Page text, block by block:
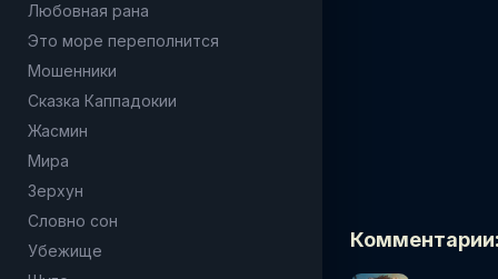
Любовная рана
Это море переполнится
Мошенники
Сказка Каппадокии
Жасмин
Мира
Зерхун
Словно сон
Убежище